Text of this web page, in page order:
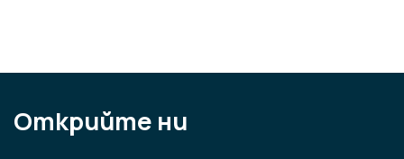
Открийте ни